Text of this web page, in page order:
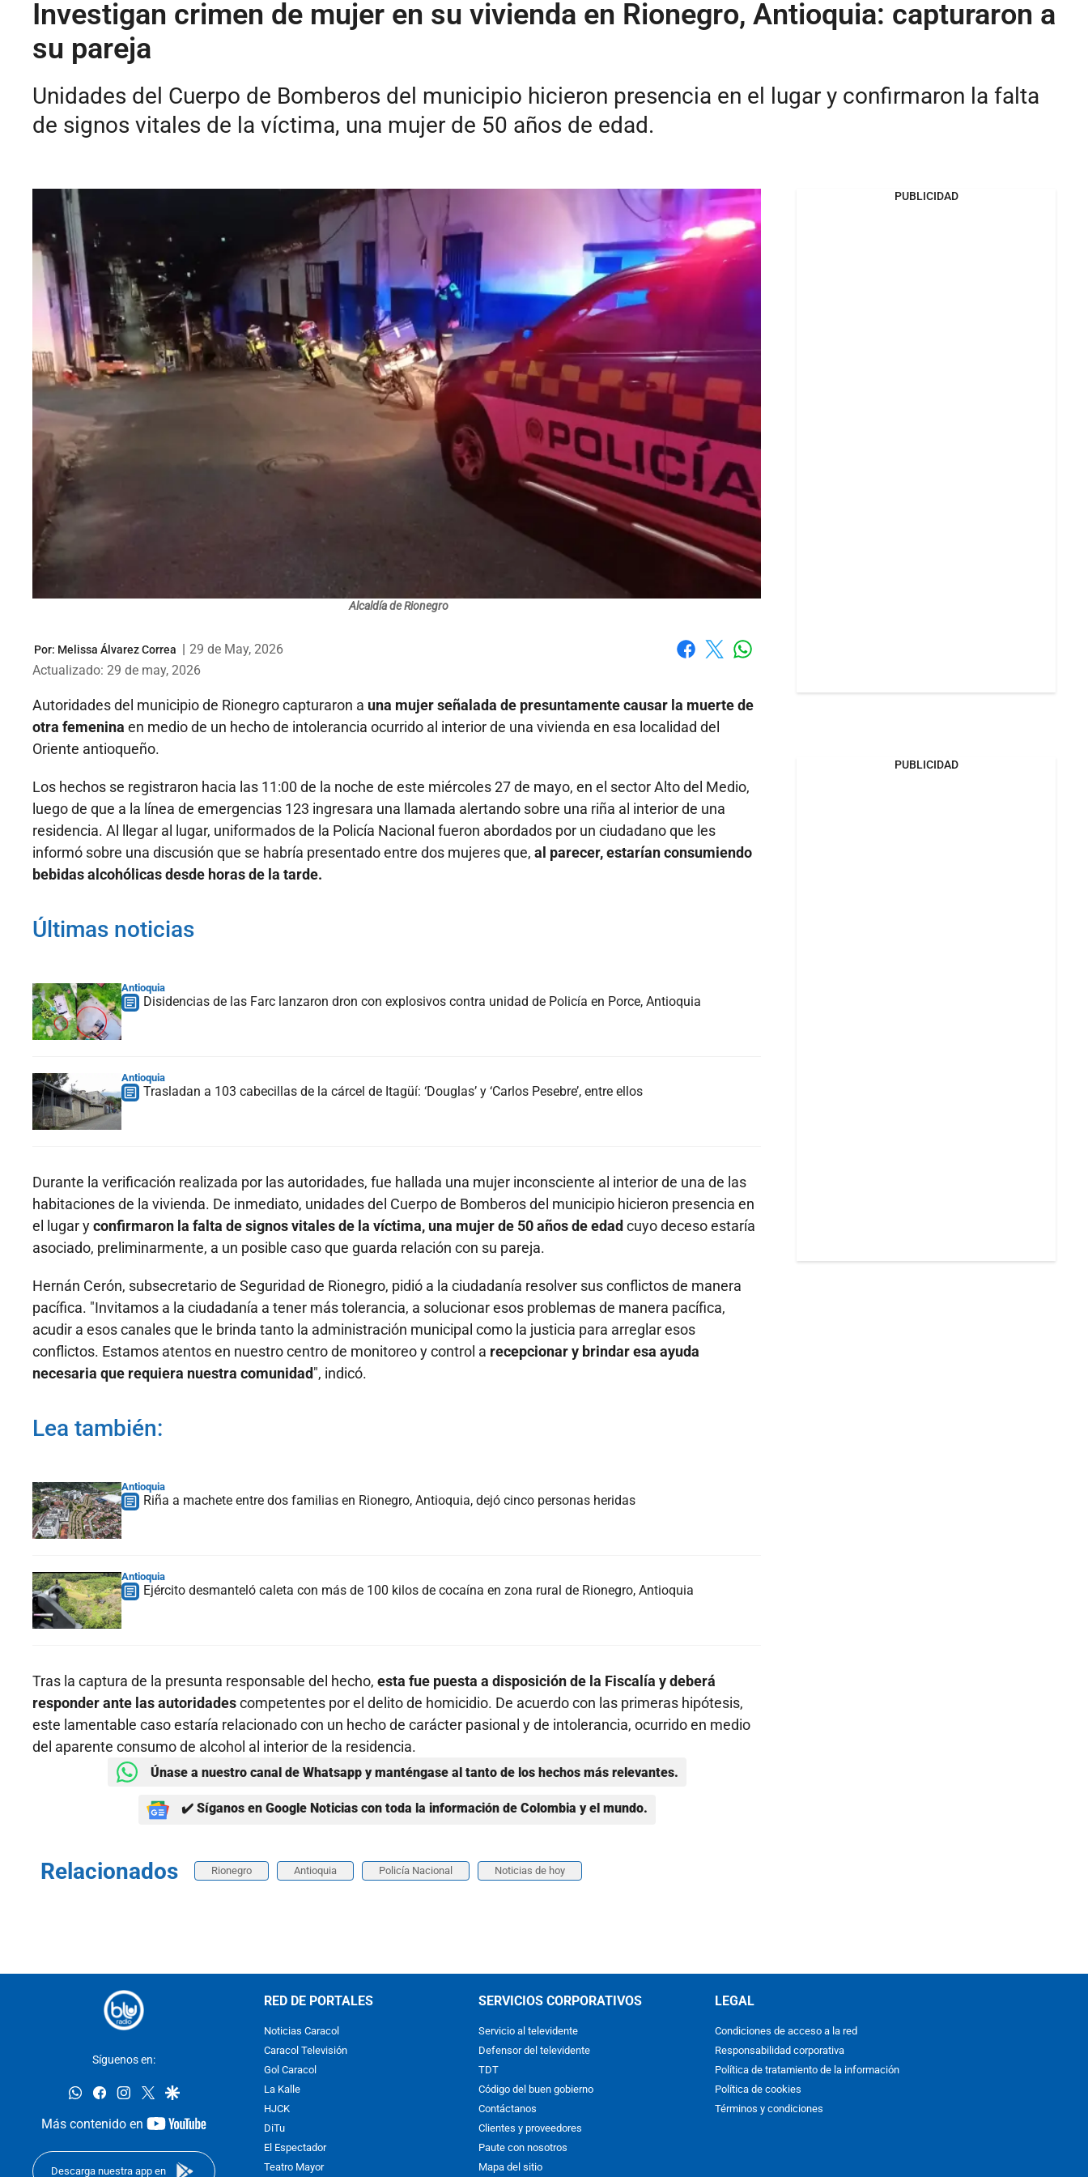
Investigan crimen de mujer en su vivienda en Rionegro, Antioquia: capturaron a
su pareja
Unidades del Cuerpo de Bomberos del municipio hicieron presencia en el lugar y confirmaron la falta
de signos vitales de la víctima, una mujer de 50 años de edad.
Alcaldía de Rionegro
Por: Melissa Álvarez Correa | 29 de May, 2026
Actualizado: 29 de may, 2026
Autoridades del municipio de Rionegro capturaron a una mujer señalada de presuntamente causar la muerte de
otra femenina en medio de un hecho de intolerancia ocurrido al interior de una vivienda en esa localidad del
Oriente antioqueño.
Los hechos se registraron hacia las 11:00 de la noche de este miércoles 27 de mayo, en el sector Alto del Medio,
luego de que a la línea de emergencias 123 ingresara una llamada alertando sobre una riña al interior de una
residencia. Al llegar al lugar, uniformados de la Policía Nacional fueron abordados por un ciudadano que les
informó sobre una discusión que se habría presentado entre dos mujeres que, al parecer, estarían consumiendo
bebidas alcohólicas desde horas de la tarde.
Últimas noticias
Antioquia
Disidencias de las Farc lanzaron dron con explosivos contra unidad de Policía en Porce, Antioquia
Antioquia
Trasladan a 103 cabecillas de la cárcel de Itagüí: ‘Douglas’ y ‘Carlos Pesebre’, entre ellos
Durante la verificación realizada por las autoridades, fue hallada una mujer inconsciente al interior de una de las
habitaciones de la vivienda. De inmediato, unidades del Cuerpo de Bomberos del municipio hicieron presencia en
el lugar yconfirmaron la falta de signos vitales de la víctima, una mujer de 50 años de edad cuyo deceso estaría
asociado, preliminarmente, a un posible caso que guarda relación con su pareja.
Hernán Cerón, subsecretario de Seguridad de Rionegro, pidió a la ciudadanía resolver sus conflictos de manera
pacífica. "Invitamos a la ciudadanía a tener más tolerancia, a solucionar esos problemas de manera pacífica,
acudir a esos canales que le brinda tanto la administración municipal como la justicia para arreglar esos
conflictos. Estamos atentos en nuestro centro de monitoreo y control a recepcionar y brindar esa ayuda
necesaria que requiera nuestra comunidad", indicó.
Lea también:
Antioquia
Riña a machete entre dos familias en Rionegro, Antioquia, dejó cinco personas heridas
Antioquia
Ejército desmanteló caleta con más de 100 kilos de cocaína en zona rural de Rionegro, Antioquia
Tras la captura de la presunta responsable del hecho, esta fue puesta a disposición de la Fiscalía y deberá
responder ante las autoridadescompetentes por el delito de homicidio. De acuerdo con las primeras hipótesis,
este lamentable caso estaría relacionado con un hecho de carácter pasional y de intolerancia, ocurrido en medio
del aparente consumo de alcohol al interior de la residencia.
Únase a nuestro canal de Whatsapp y manténgase al tanto de los hechos más relevantes.
✔️ Síganos en Google Noticias con toda la información de Colombia y el mundo.
Relacionados Rionegro Antioquia Policía Nacional Noticias de hoy
PUBLICIDAD
PUBLICIDAD
Síguenos en:
whatsappfacebookinstagram
twittergoogle
Más contenido en
youtube-
Descarga nuestra app en
RED DE PORTALES
Noticias Caracol
Caracol Televisión
Gol Caracol
La Kalle
HJCK
DiTu
El Espectador
Teatro Mayor
SERVICIOS CORPORATIVOS
Servicio al televidente
Defensor del televidente
TDT
Código del buen gobierno
Contáctanos
Clientes y proveedores
Paute con nosotros
Mapa del sitio
LEGAL
Condiciones de acceso a la red
Responsabilidad corporativa
Política de tratamiento de la información
Política de cookies
Términos y condiciones